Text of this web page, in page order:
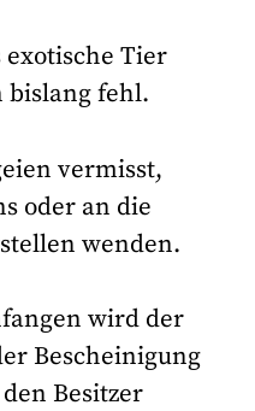
exotische Tier
bislang fehl.
vermisst,
oder an die
wenden.
wird der
Bescheinigung
Besitzer